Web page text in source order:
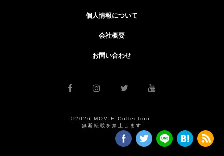
個人情報について
会社概要
お問い合わせ
©2026 MOVIE Collection.
無断転載を禁止します